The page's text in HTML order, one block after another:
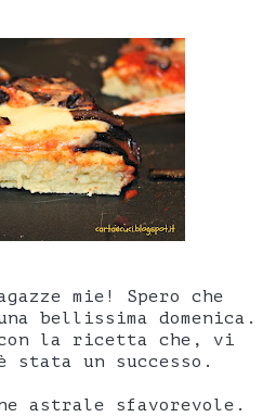
mie! Spero che
bellissima domenica.
con la ricetta che, vi
un successo.
astrale sfavorevole.